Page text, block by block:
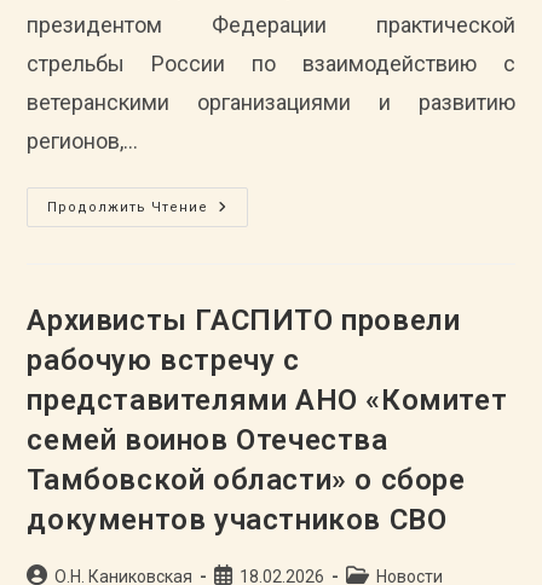
президентом Федерации практической
стрельбы России по взаимодействию с
ветеранскими организациями и развитию
регионов,…
Продолжить Чтение
Архивисты
ГАСПИТО
С
Ветераном
Действий,
Кавалером
Трех
Орденов
Мужества
А.В. Сапрыкиным
Архивисты ГАСПИТО провели
рабочую встречу с
представителями АНО «Комитет
семей воинов Отечества
Тамбовской области» о сборе
документов участников СВО
АвторО.Н. Каниковская
Запись18.02.2026
РубрикаНовости